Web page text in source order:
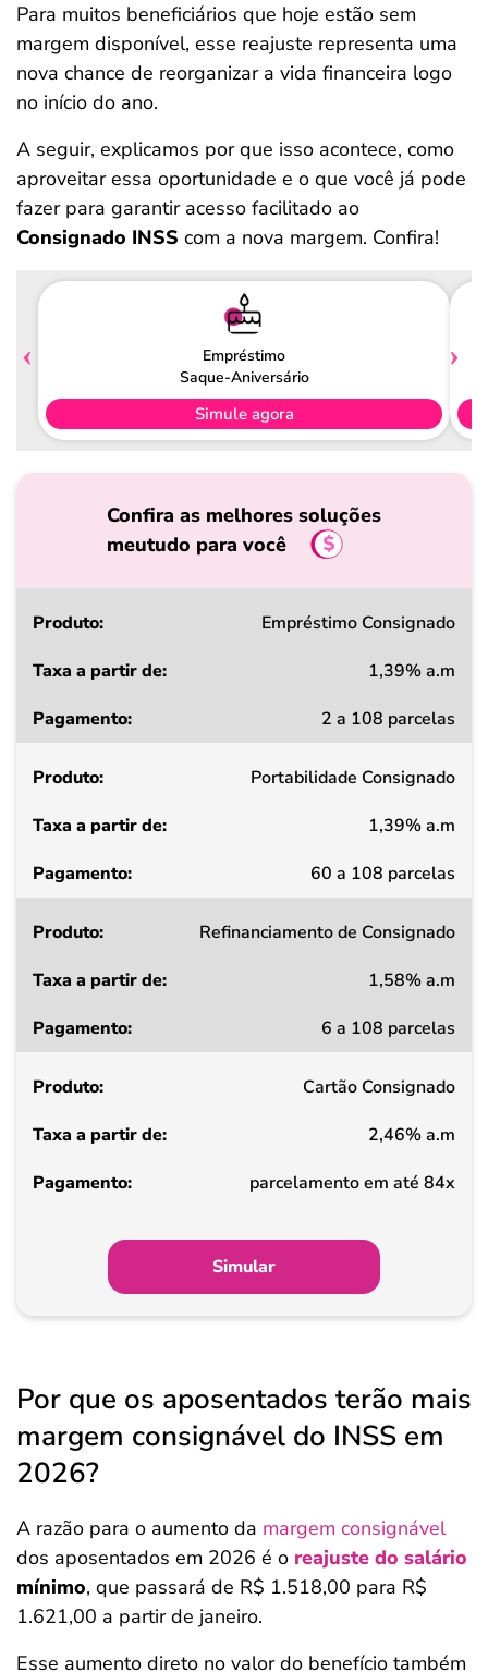
Para muitos beneficiários que hoje estão sem
margem disponível, esse reajuste representa uma
nova chance de reorganizar a vida financeira logo
no início do ano.
A seguir, explicamos por que isso acontece, como
aproveitar essa oportunidade e o que você já pode
fazer para garantir acesso facilitado ao
Consignado INSS com a nova margem. Confira!
Empréstimo
Saque-Aniversário
Simule agora
Confira as melhores soluções
meutudo para você
Produto
a
de
Pagamento
Empréstimo Consignado
1,39% a.m
2 a 108 parcelas
Portabilidade Consignado
1,39% a.m
60 a 108 parcelas
Refinanciamento de Consignado
1,58% a.m
6 a 108 parcelas
Cartão Consignado
2,46% a.m
parcelamento em até 84x
Simular
Por que os aposentados terão mais
margem consignável do INSS em
2026?
A razão para o aumento da margem consignável
dos aposentados em 2026 é o reajuste do salário
mínimo, que passará de R$ 1.518,00 para R$
1.621,00 a partir de janeiro.
Esse aumento direto no valor do benefício também